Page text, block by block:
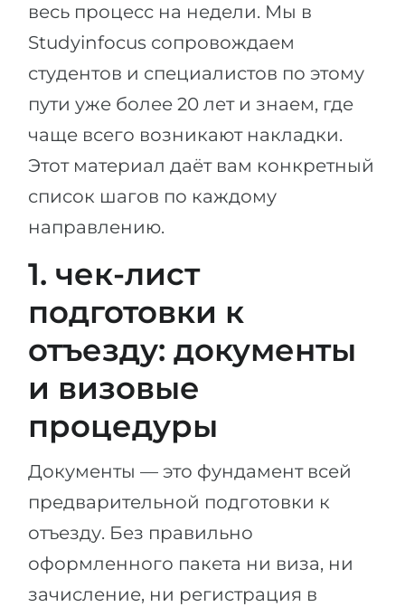
весь процесс на недели. Мы в
Studyinfocus сопровождаем
студентов и специалистов по этому
пути уже более 20 лет и знаем, где
чаще всего возникают накладки.
Этот материал даёт вам конкретный
список шагов по каждому
направлению.
1. чек-лист
подготовки к
отъезду: документы
и визовые
процедуры
Документы — это фундамент всей
предварительной подготовки к
отъезду. Без правильно
оформленного пакета ни виза, ни
зачисление, ни регистрация в